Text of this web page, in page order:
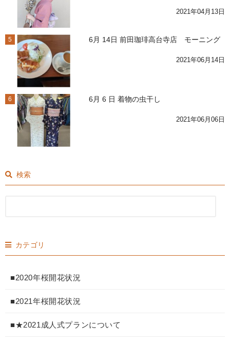
2021年04月13日
5 6月 14日 前田珈琲高台寺店 モーニング
2021年06月14日
6 6月 6 日 着物の虫干し
2021年06月06日
検索
カテゴリ
■2020年桜開花状況
■2021年桜開花状況
■★2021成人式プランについて